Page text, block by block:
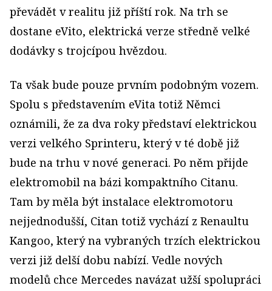
převádět v realitu již příští rok. Na trh se
dostane eVito, elektrická verze středně velké
dodávky s trojcípou hvězdou.
Ta však bude pouze prvním podobným vozem.
Spolu s představením eVita totiž Němci
oznámili, že za dva roky představí elektrickou
verzi velkého Sprinteru, který v té době již
bude na trhu v nové generaci. Po něm přijde
elektromobil na bázi kompaktního Citanu.
Tam by měla být instalace elektromotoru
nejjednodušší, Citan totiž vychází z Renaultu
Kangoo, který na vybraných trzích elektrickou
verzi již delší dobu nabízí. Vedle nových
modelů chce Mercedes navázat užší spolupráci